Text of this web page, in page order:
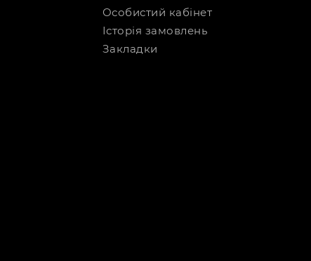
Особистий кабінет
Історія замовлень
Закладки